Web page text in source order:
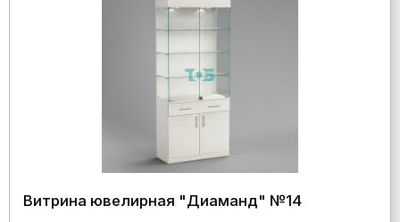
Витрина ювелирная "Диаманд" №14